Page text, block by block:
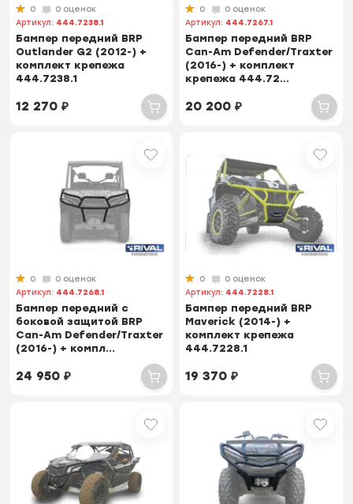
0
0 оценок
Артикул: 444.7238.1
Бампер передний BRP
Outlander G2 (2012-) +
комплект крепежа
444.7238.1
12 270₽
0
0 оценок
Артикул: 444.7267.1
Бампер передний BRP
Can-Am Defender/Traxter
(2016-) + комплект
крепежа 444.72...
20 200₽
0
0 оценок
Артикул: 444.7268.1
Бампер передний с
боковой защитой BRP
Can-Am Defender/Traxter
(2016-) + компл...
24 950₽
0
0 оценок
Артикул: 444.7228.1
Бампер передний BRP
Maverick (2014-) +
комплект крепежа
444.7228.1
19 370₽